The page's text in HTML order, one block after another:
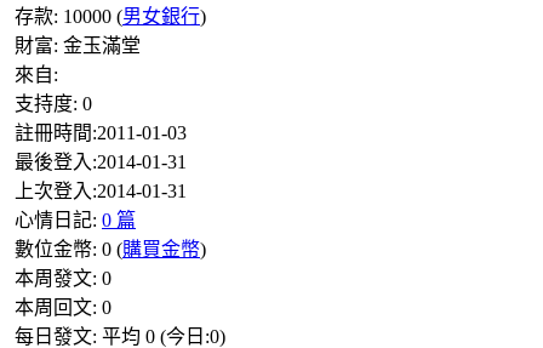
存款: 10000 (男女銀行)
財富: 金玉滿堂
來自:
支持度: 0
註冊時間:2011-01-03
最後登入:2014-01-31
上次登入:2014-01-31
心情日記: 0 篇
數位金幣: 0 (購買金幣)
本周發文: 0
本周回文: 0
每日發文: 平均 0 (今日:0)